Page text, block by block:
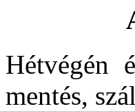
Hétvégén
mentés,